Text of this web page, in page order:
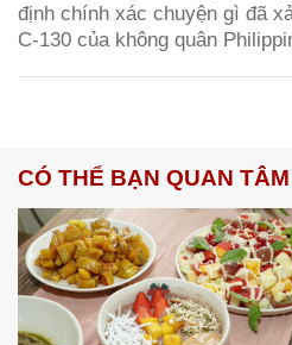
định chính xác chuyện gì đã
C-130 của không quân
CÓ THỂ BẠN QUAN TÂM